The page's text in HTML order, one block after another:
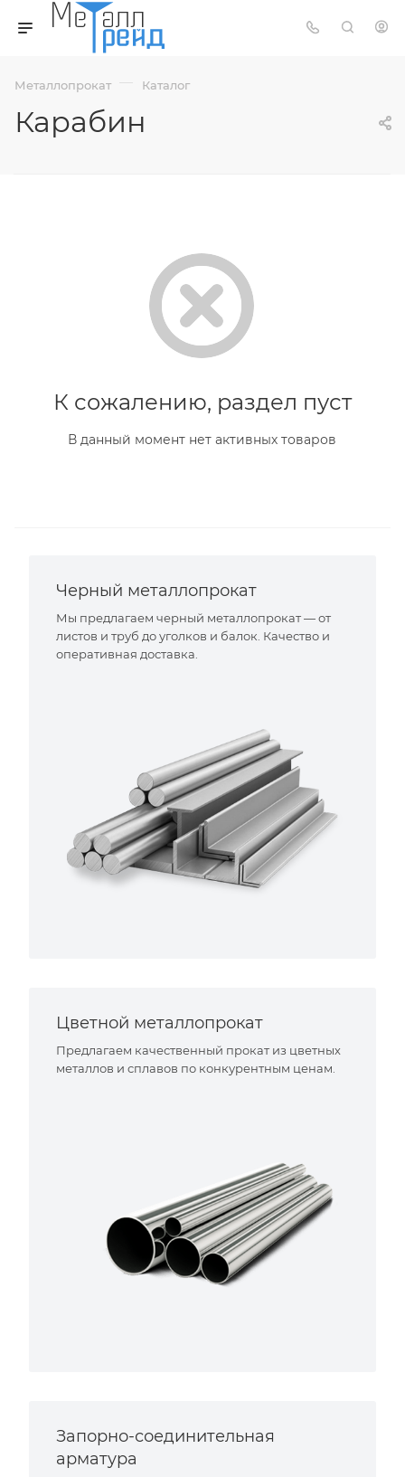
Металлопрокат — Каталог
Карабин
К сожалению, раздел пуст
В данный момент нет активных товаров
Черный металлопрокат
Мы предлагаем черный металлопрокат — от
листов и труб до уголков и балок. Качество и
оперативная доставка.
Цветной металлопрокат
Предлагаем качественный прокат из цветных
металлов и сплавов по конкурентным ценам.
Запорно-соединительная
арматура